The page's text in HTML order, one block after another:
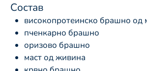
Состав
високопротеинско брашно од
пченкарно брашно
оризово брашно
маст од живина